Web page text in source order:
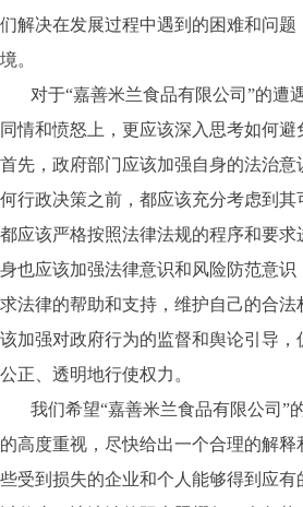
们解决在发展过程中遇到的困难和问
境。
对于“嘉善米兰食品有限公司”的遭
同情和愤怒上，更应该深入思考如何避
首先，政府部门应该加强自身的法治
何行政决策之前，都应该充分考虑到其
都应该严格按照法律法规的程序和要求
身也应该加强法律意识和风险防范意
求法律的帮助和支持，维护自己的合
该加强对政府行为的监督和舆论引导，
公正、透明地行使权力。
我们希望“嘉善米兰食品有限公司”
的高度重视，尽快给出一个合理的解
些受到损失的企业和个人能够得到应